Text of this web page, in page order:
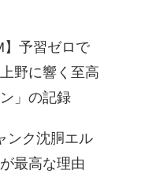
】予習ゼロで
野に響く至高
」の記録
ンク沈胴エル
最高な理由